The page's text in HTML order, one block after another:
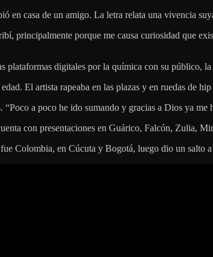
en casa de un amigo. La letra relata una vivencia
principalmente porque me causa curiosidad que
plataformas digitales por la química con su público,
El artista rapeaba en las plazas y en ruedas de
a poco he ido sumando y gracias a Dios ya
con presentaciones en Guárico, Falcón, Zulia,
Colombia, en Cúcuta y Bogotá, luego dio un